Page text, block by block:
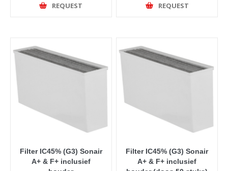
REQUEST REQUEST
Filter IC45% (G3) Sonair
A+ & F+ inclusief
Filter IC45% (G3) Sonair
A+ & F+ inclusief